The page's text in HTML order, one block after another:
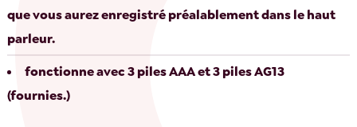
que vous aurez enregistré préalablement dans le haut
parleur.
fonctionne avec 3 piles AAA et 3 piles AG13
(fournies.)